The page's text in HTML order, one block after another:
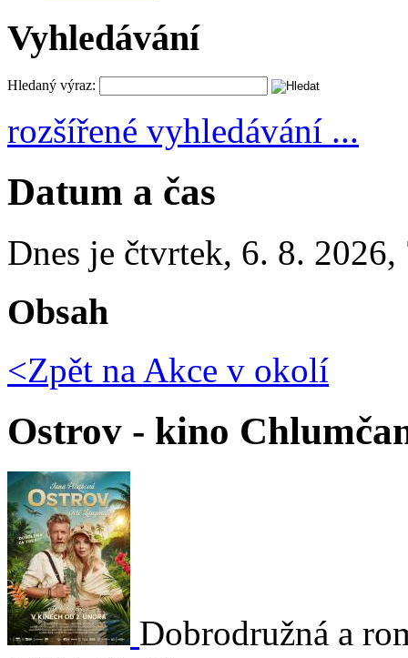
Vyhledávání
Hledaný výraz:
rozšířené vyhledávání ...
Datum a čas
Dnes je čtvrtek, 6. 8. 2026,
Obsah
<Zpět na Akce v okolí
Ostrov - kino
Dobrodružná a